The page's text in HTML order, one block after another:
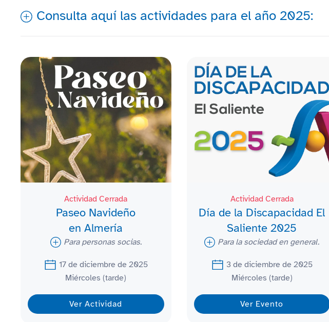
Consulta aquí las actividades para el año 2025:
Actividad Cerrada
Paseo Navideño
en Almería
Para personas socias.
17 de diciembre de 2025
Miércoles (tarde)
Ver Actividad
Actividad Cerrada
Día de la Discapacidad El
Saliente 2025
Para la sociedad en general.
3 de diciembre de 2025
Miércoles (tarde)
Ver Evento